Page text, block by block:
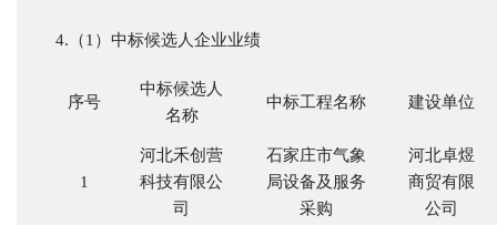
4.（1）中标候选人企业业绩
序号
中标候选人
名称
中标工程名称 建设单位
1
河北禾创营
科技有限公
司
石家庄市气象
局设备及服务
采购
河北卓煜
商贸有限
公司